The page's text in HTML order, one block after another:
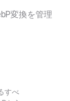
変換を管理
すべ